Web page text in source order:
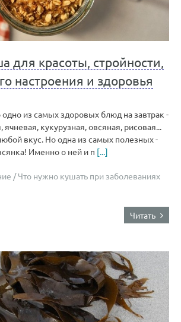
для красоты, стройности,
настроения и здоровья
одно из самых здоровых блюд на завтрак -
кукурузная, овсяная, рисовая...
вкус. Но одна из самых полезных -
Именно о ней и п [...]
/Что нужно кушать при заболеваниях
Читать